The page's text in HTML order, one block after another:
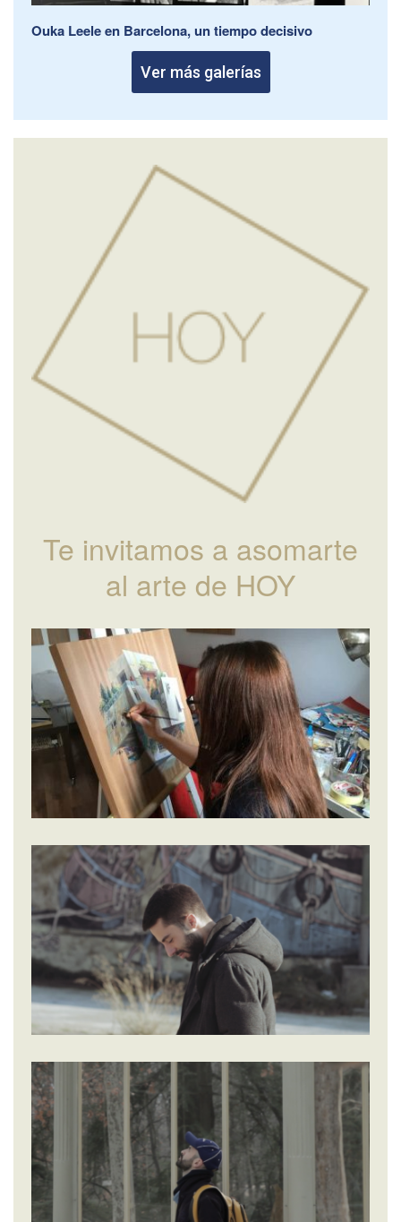
Ouka Leele en Barcelona, un tiempo decisivo
Ver más galerías
Te invitamos a asomarte
al arte de HOY